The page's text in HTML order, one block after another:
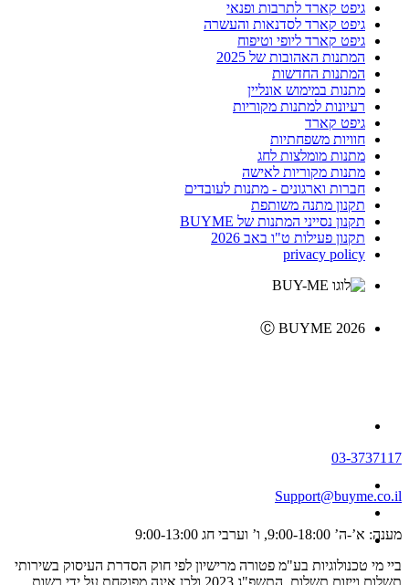
גיפט קארד לתרבות ופנאי
גיפט קארד לסדנאות והעשרה
גיפט קארד ליופי וטיפוח
המתנות האהובות של 2025
המתנות החדשות
מתנות במימוש אונליין
רעיונות למתנות מקוריות
גיפט קארד
חוויות משפחתיות
מתנות מומלצות לחג
מתנות מקוריות לאישה
חברות וארגונים - מתנות לעובדים
תקנון מתנה משותפת
תקנון נסייני המתנות של BUYME
תקנון פעילות ט"ו באב 2026
privacy policy
Ⓒ BUYME 2026
03-3737117
Support@buyme.co.il
מענה: א’-ה’ 9:00-18:00, ו’ וערבי חג 9:00-13:00
ביי מי טכנולוגיות בע"מ פטורה מרישיון לפי חוק הסדרת העיסוק בשירותי
תשלום וייזום תשלום, התשפ"ג 2023 ולכן אינה מפוקחת על ידי רשות